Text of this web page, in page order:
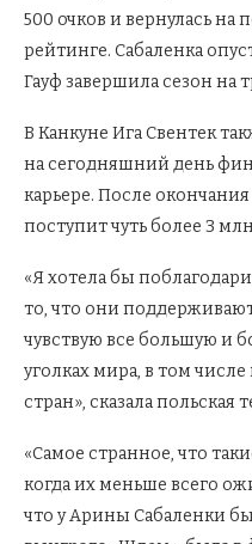
500 очков и вернулась на
рейтинге. Сабаленка
Гауф завершила сезон на
В Канкуне Ига Свентек
на сегодняшний день
карьере. После окончания
поступит чуть более 3
«Я хотела бы
то, что они
чувствую все большую и
уголках мира, в том
стран», сказала
«Самое странное, что
когда их меньше всего
что у Арины Сабаленки